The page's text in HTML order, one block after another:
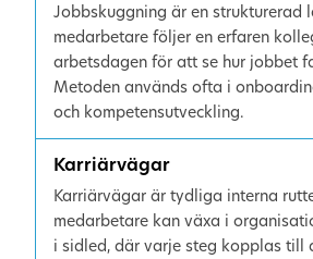
Jobbskuggning är en strukturerad
medarbetare följer en erfaren
arbetsdagen för att se hur jobbet
Metoden används ofta i
och kompetensutveckling.
Karriärvägar
Karriärvägar är tydliga interna
medarbetare kan växa i
i sidled, där varje steg kopplas till